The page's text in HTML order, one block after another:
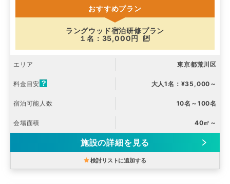
おすすめプラン
ラングウッド宿泊研修プラン
１名：35,000円
エリア 東京都荒川区
料金目安 大人1名：¥35,000～
宿泊可能人数 10名～100名
会場面積 40㎡～
施設の詳細を見る
検討リストに追加する